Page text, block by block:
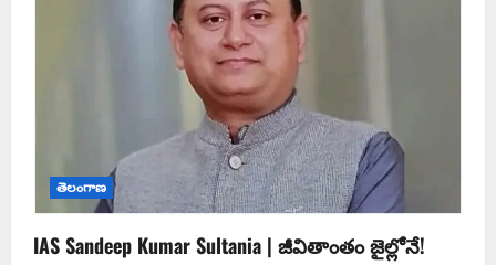
తెలంగాణ
IAS Sandeep Kumar Sultania | జీవితాంతం జైల్లోనే!